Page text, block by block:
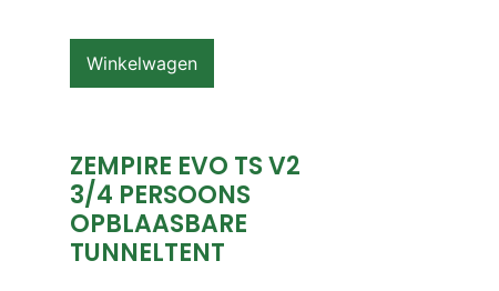
Winkelwagen
ZEMPIRE EVO TS V2
3/4 PERSOONS
OPBLAASBARE
TUNNELTENT